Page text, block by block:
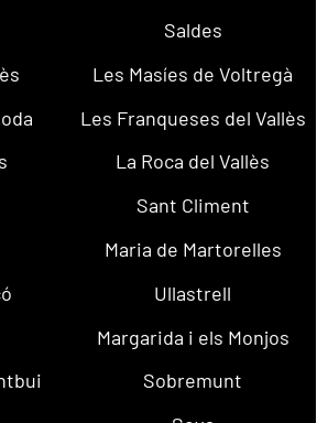
Saldes
Les Masíes de Voltregà
Les Franqueses del Vallès
La Roca del Vallès
Sant Climent
Maria de Martorelles
Ullastrell
Margarida i els Monjos
Sobremunt